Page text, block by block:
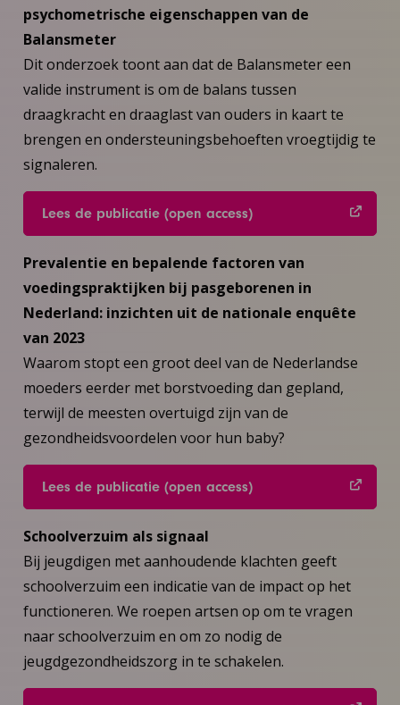
psychometrische eigenschappen van de
Balansmeter
Dit onderzoek toont aan dat de Balansmeter een
valide instrument is om de balans tussen
draagkracht en draaglast van ouders in kaart te
brengen en ondersteuningsbehoeften vroegtijdig te
signaleren.
Lees de publicatie (open access)
Prevalentie en bepalende factoren van
voedingspraktijken bij pasgeborenen in
Nederland: inzichten uit de nationale enquête
van 2023
Waarom stopt een groot deel van de Nederlandse
moeders eerder met borstvoeding dan gepland,
terwijl de meesten overtuigd zijn van de
gezondheidsvoordelen voor hun baby?
Lees de publicatie (open access)
Schoolverzuim als signaal
Bij jeugdigen met aanhoudende klachten geeft
schoolverzuim een indicatie van de impact op het
functioneren. We roepen artsen op om te vragen
naar schoolverzuim en om zo nodig de
jeugdgezondheidszorg in te schakelen.